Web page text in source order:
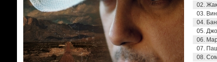
02.
03.
04.
05.
06.
07.
08.